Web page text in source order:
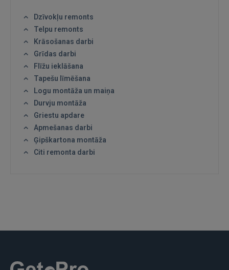
Aizmirsāt paroli?
FACEBOOK
 Sign in with Apple
Dzīvokļu remonts
Telpu remonts
Krāsošanas darbi
Grīdas darbi
Flīžu ieklāšana
Tapešu līmēšana
Logu montāža un maiņa
Durvju montāža
Griestu apdare
Apmešanas darbi
Ģipškartona montāža
Citi remonta darbi